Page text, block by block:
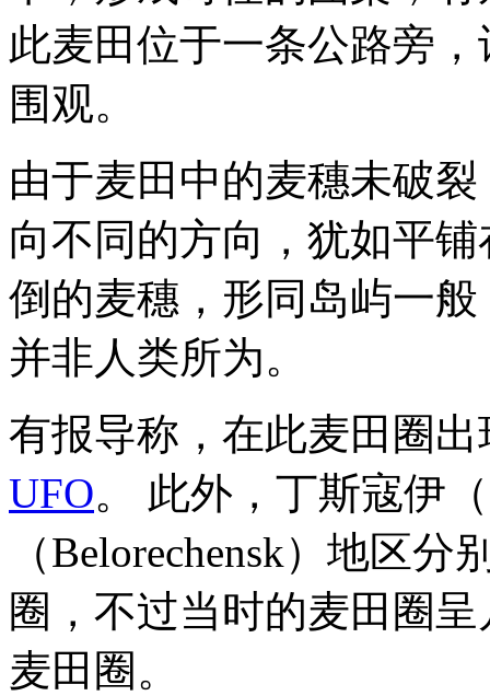
此麦田位于一条公路旁
围观。
由于麦田中的麦穗未破
向不同的方向，犹如平
倒的麦穗，形同岛屿一
并非人类所为。
有报导称，在此麦田圈
UFO。 此外，丁斯寇伊
（Belorechensk）地区
圈，不过当时的麦田圈
麦田圈。